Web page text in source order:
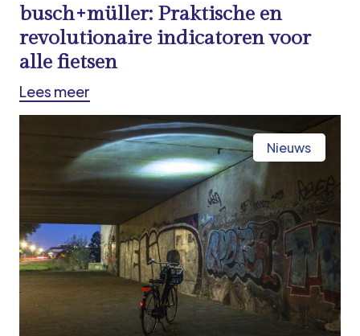
busch+müller: Praktische en
revolutionaire indicatoren voor
alle fietsen
Lees meer
Nieuws